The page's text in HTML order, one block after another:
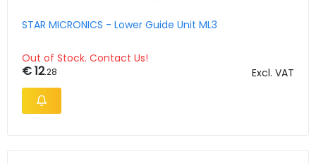
STAR MICRONICS - Lower Guide Unit ML3
Out of Stock. Contact Us!
€ 12.28 Excl. VAT